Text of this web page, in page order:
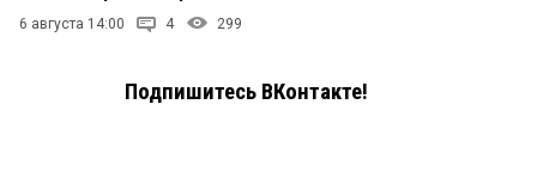
6 августа 14:00 4 299
Подпишитесь ВКонтакте!